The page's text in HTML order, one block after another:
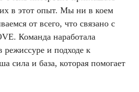
в этот опыт. Мы ни в коем
от всего, что связано с
Команда наработала
режиссуре и подходе к
сила и база, которая помогает